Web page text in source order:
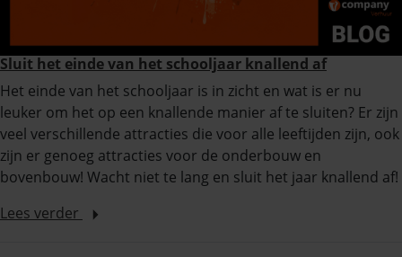
Sluit het einde van het schooljaar knallend af
Het einde van het schooljaar is in zicht en wat is er nu
leuker om het op een knallende manier af te sluiten? Er zijn
veel verschillende attracties die voor alle leeftijden zijn, ook
zijn er genoeg attracties voor de onderbouw en
bovenbouw! Wacht niet te lang en sluit het jaar knallend af!
Lees verder